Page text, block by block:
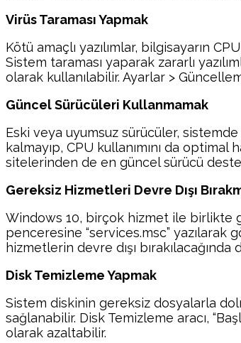
Virüs Taraması Yapmak
Kötü amaçlı yazılımlar, bilgisayarın
Sistem taraması yaparak zararlı
olarak kullanılabilir. Ayarlar >
Güncel Sürücüleri Kullanmamak
Eski veya uyumsuz sürücüler,
kalmayıp, CPU kullanımını da
sitelerinden de en güncel sürücü
Gereksiz Hizmetleri Devre Dışı
Windows 10, birçok hizmet ile birlikte
penceresine “services.msc” yazılarak
hizmetlerin devre dışı bırakılacağında
Disk Temizleme Yapmak
Sistem diskinin gereksiz dosyalarla
sağlanabilir. Disk Temizleme aracı,
olarak azaltabilir.